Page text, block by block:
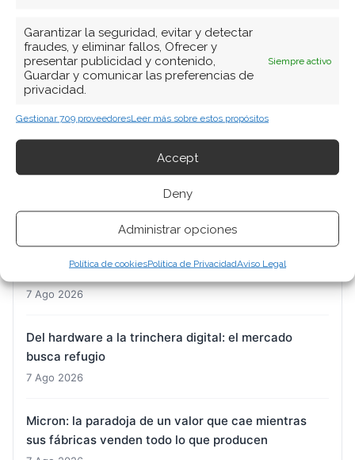
Garantizar la seguridad, evitar y detectar
fraudes, y eliminar fallos, Ofrecer y
presentar publicidad y contenido,
Guardar y comunicar las preferencias de
privacidad.
Siempre activo
Gestionar 709 proveedoresLeer más sobre estos propósitos
Accept
Deny
Administrar opciones
Política de cookiesPolítica de PrivacidadAviso Legal
ARTÍCULOS RECIENTES
BioNTech: Oelkers toma el timón con la misión de
reconducir un barco que pierde fuelle
DroneShield: Citigroup entra en el capital mientras
Nvidia: la doble cara de una acción cerca de sus
la demanda real
7 Ago 2026
Del hardware a la trinchera digital: el mercado
busca refugio
7 Ago 2026
Micron: la paradoja de un valor que cae mientras
sus fábricas venden todo lo que producen